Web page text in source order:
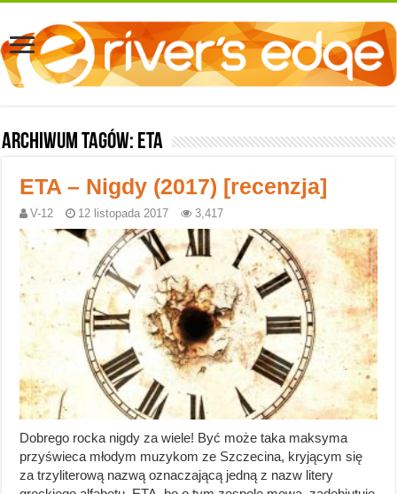
Archiwum tagów: ETA
ETA – Nigdy (2017) [recenzja]
V-12 12 listopada 2017 3,417
Dobrego rocka nigdy za wiele! Być może taka maksyma
przyświeca młodym muzykom ze Szczecina, kryjącym się
za trzyliterową nazwą oznaczającą jedną z nazw litery